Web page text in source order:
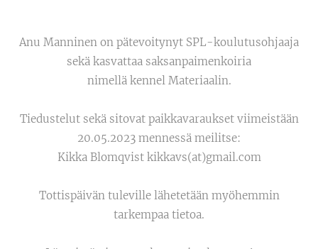
Anu Manninen on pätevoitynyt SPL-koulutusohjaaja
sekä kasvattaa saksanpaimenkoiria
nimellä kennel Materiaalin.
Tiedustelut sekä sitovat paikkavaraukset viimeistään
20.05.2023 mennessä meilitse:
Kikka Blomqvist kikkavs(at)gmail.com
Tottispäivän tuleville lähetetään myöhemmin
tarkempaa tietoa.